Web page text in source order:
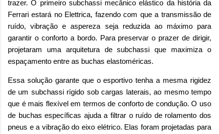
trazer. O primeiro subchassi mecânico elástico da história da
Ferrari estará no Elettrica, fazendo com que a transmissão de
ruído, vibração e aspereza seja reduzida ao máximo para
garantir o conforto a bordo. Para preservar o prazer de dirigir,
projetaram uma arquitetura de subchassi que maximiza o
espaçamento entre as buchas elastoméricas.
Essa solução garante que o esportivo tenha a mesma rigidez
de um subchassi rígido sob cargas laterais, ao mesmo tempo
que é mais flexível em termos de conforto de condução. O uso
de buchas específicas ajuda a filtrar o ruído de rolamento dos
pneus e a vibração do eixo elétrico. Elas foram projetadas para